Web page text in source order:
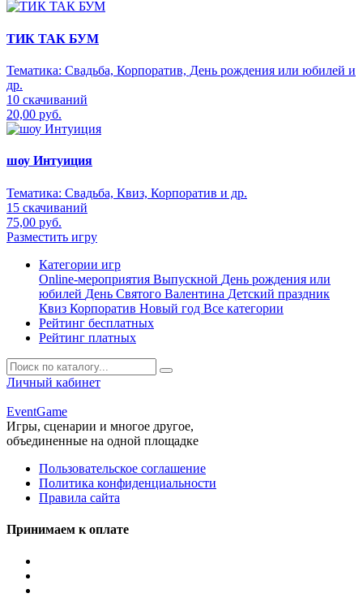
ТИК ТАК БУМ
Тематика: Свадьба, Корпоратив, День рождения или юбилей и
др.
10 скачиваний
20,00 руб.
шоу Интуиция
Тематика: Свадьба, Квиз, Корпоратив и др.
15 скачиваний
75,00 руб.
Разместить игру
Категории игр
Online-мероприятия Выпускной День рождения или
юбилей День Святого Валентина Детский праздник
Квиз Корпоратив Новый год Все категории
Рейтинг бесплатных
Рейтинг платных
Личный кабинет
EventGame
Игры, сценарии и многое другое,
объединенные на одной площадке
Пользовательское соглашение
Политика конфиденциальности
Правила сайта
Принимаем к оплате